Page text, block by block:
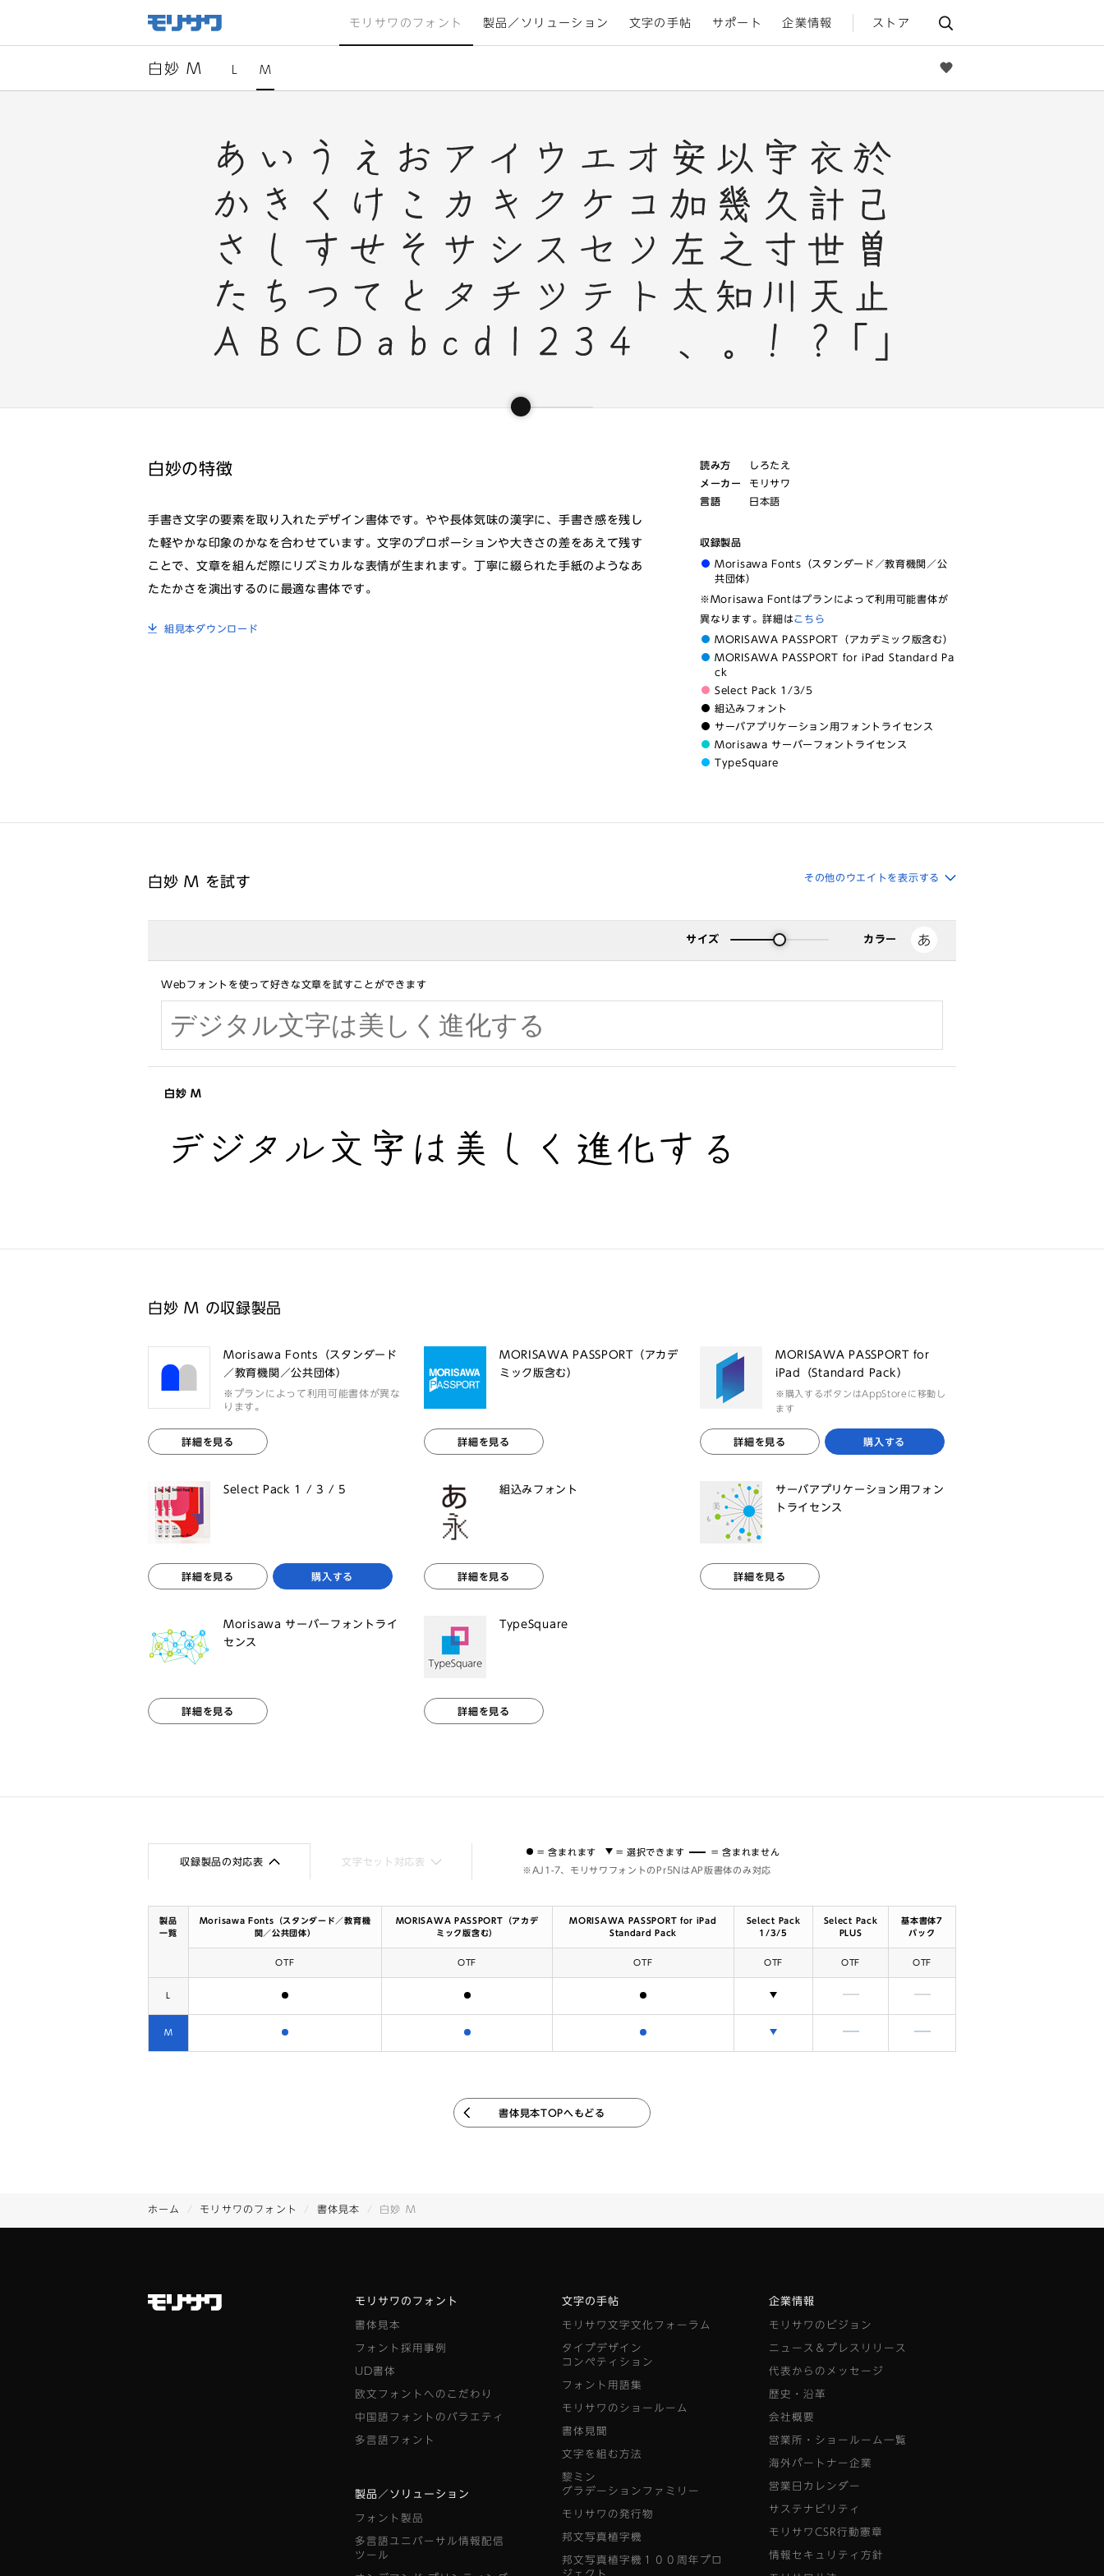
モリサワのフォント 製品／ソリューション 文字の手帖 サポート 企業情報 ストア
白妙 M M
白妙の特徴
手書き文字の要素を取り入れたデザイン書体です。やや長体気味の漢字に、手書き感を残し
た軽やかな印象のかなを合わせています。文字のプロポーションや大きさの差をあえて残す
ことで、文章を組んだ際にリズミカルな表情が生まれます。丁寧に綴られた手紙のようなあ
たたかさを演出するのに最適な書体です。
組見本ダウンロード
読み方
しろたえ
メーカー
モリサワ
言語
日本語
収録製品
Morisawa Fonts（スタンダード／教育機関／公
共団体）
※Morisawa Fontはプランによって利用可能書体が
異なります。詳細はこちら
MORISAWA PASSPORT（アカデミック版含む）
MORISAWA PASSPORT for iPad Standard Pa
ck
Select Pack 1/3/5
組込みフォント
サーバアプリケーション用フォントライセンス
Morisawa サーバーフォントライセンス
TypeSquare
白妙 M を試す その他のウエイトを表示する
サイズ カラー
Webフォントを使って好きな文章を試すことができます
白妙 M
デジタル文字は美しく進化する
白妙 M の収録製品
Morisawa Fonts（スタンダード
／教育機関／公共団体）
※プランによって利用可能書体が異な
ります。
詳細を見る
MORISAWA PASSPORT（アカデ
ミック版含む）
詳細を見る
MORISAWA PASSPORT for
iPad（Standard Pack）
※購入するボタンはAppStoreに移動し
ます
詳細を見る 購入する
Select Pack 1 / 3 / 5
詳細を見る 購入する
組込みフォント
詳細を見る
サーバアプリケーション用フォン
トライセンス
詳細を見る
Morisawa サーバーフォントライ
センス
詳細を見る
TypeSquare
詳細を見る
収録製品の対応表 文字セット対応表
= 含まれます = 選択できます
= 含まれません
※AJ1-7、モリサワフォントのPr5NはAP版書体のみ対応
製品
一覧
Morisawa Fonts（スタンダード／教育機
関／公共団体）
MORISAWA PASSPORT（アカデ
ミック版含む）
MORISAWA PASSPORT for iPad
Standard Pack
Select Pack
1/3/5
Select Pack
PLUS
基本書体7
パック
OTF OTF OTF OTF OTF OTF
含まれます 含まれません 含まれません
M 含まれます 含まれません 含まれません
書体見本TOPへもどる
ホーム モリサワのフォント 書体見本 白妙 M
モリサワのフォント
書体見本
フォント採用事例
UD書体
欧文フォントへのこだわり
中国語フォントのバラエティ
多言語フォント
製品／ソリューション
フォント製品
多言語ユニバーサル情報配信
ツール
文字の手帖
モリサワ文字文化フォーラム
タイプデザイン
コンペティション
フォント用語集
モリサワのショールーム
書体見聞
文字を組む方法
黎ミン
グラデーションファミリー
モリサワの発行物
邦文写真植字機
邦文写真植字機１００周年プロ
企業情報
モリサワのビジョン
ニュース＆プレスリリース
代表からのメッセージ
歴史・沿革
会社概要
営業所・ショールーム一覧
海外パートナー企業
営業日カレンダー
サステナビリティ
モリサワCSR行動憲章
情報セキュリティ方針